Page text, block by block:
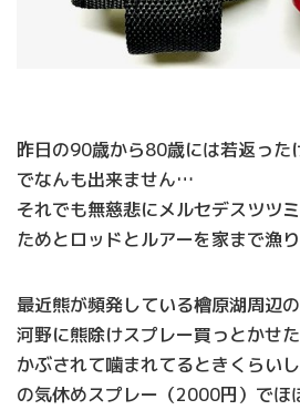
昨日の90歳から80歳には若返った
でなんも出来ません…
それでも無慈悲にメルセデスツツ
ためとロッドとルアーを家まで漁
最近熊が頻発している檜原湖周辺
河野に熊除けスプレー買っとかせ
かぶされて噛まれてるときくらい
の気休めスプレー（2000円）でほ